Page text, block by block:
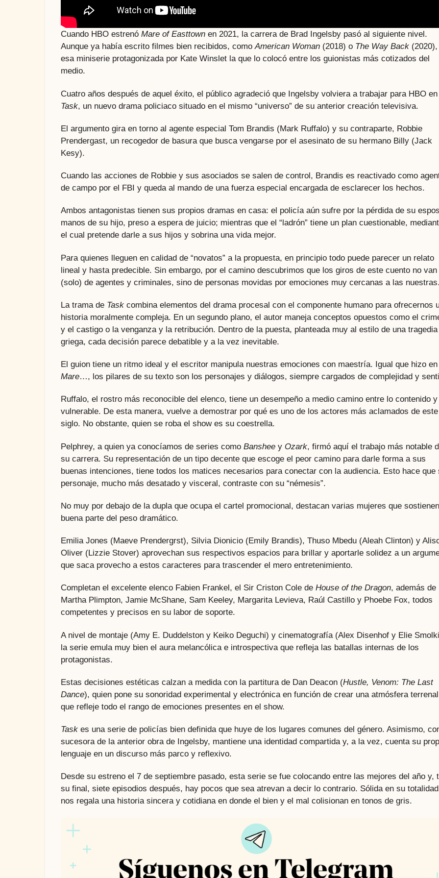
Cuando HBO estrenó Mare of Easttown en 2021, la carrera de Brad Ingelsby pasó al siguiente nivel.
Aunque ya había escrito filmes bien recibidos, comoAmerican Woman (2018) o The Way Back
esa miniserie protagonizada por Kate Winslet la que lo colocó entre los guionistas más cotizados del
medio.
Cuatro años después de aquel éxito, el público agradeció que Ingelsby volviera a trabajar para HBO en
Task, un nuevo drama policiaco situado en el mismo “universo” de su anterior creación televisiva.
El argumento gira en torno al agente especial Tom Brandis (Mark Ruffalo) y su contraparte, Robbie
Prendergast, un recogedor de basura que busca vengarse por el asesinato de su hermano Billy (Jack
Kesy).
Cuando las acciones de Robbie y sus asociados se salen de control, Brandis es reactivado como
de campo por el FBI y queda al mando de una fuerza especial encargada de esclarecer los hechos.
Ambos antagonistas tienen sus propios dramas en casa: el policía aún sufre por la pérdida de su
manos de su hijo, preso a espera de juicio; mientras que el “ladrón” tiene un plan cuestionable,
el cual pretende darle a sus hijos y sobrina una vida mejor.
Para quienes lleguen en calidad de “novatos” a la propuesta, en principio todo puede parecer un relato
lineal y hasta predecible. Sin embargo, por el camino descubrimos que los giros de este cuento no van
(solo) de agentes y criminales, sino de personas movidas por emociones muy cercanas a las nuestras.
La trama de Task combina elementos del drama procesal con el componente humano para ofrecernos
historia moralmente compleja. En un segundo plano, el autor maneja conceptos opuestos como el
y el castigo o la venganza y la retribución. Dentro de la puesta, planteada muy al estilo de una tragedia
griega, cada decisión parece debatible y a la vez inevitable.
El guion tiene un ritmo ideal y el escritor manipula nuestras emociones con maestría. Igual que hizo en
Mare…, los pilares de su texto son los personajes y diálogos, siempre cargados de complejidad y
Ruffalo, el rostro más reconocible del elenco, tiene un desempeño a medio camino entre lo contenido
vulnerable. De esta manera, vuelve a demostrar por qué es uno de los actores más aclamados de este
siglo. No obstante, quien se roba el show es su coestrella.
Pelphrey, a quien ya conocíamos de series como Banshee y Ozark, firmó aquí el trabajo más notable
su carrera. Su representación de un tipo decente que escoge el peor camino para darle forma a sus
buenas intenciones, tiene todos los matices necesarios para conectar con la audiencia. Esto hace que
personaje, mucho más desatado y visceral, contraste con su “némesis”.
No muy por debajo de la dupla que ocupa el cartel promocional, destacan varias mujeres que sostienen
buena parte del peso dramático.
Emilia Jones (Maeve Prendergrst), Silvia Dionicio (Emily Brandis), Thuso Mbedu (Aleah Clinton) y
Oliver (Lizzie Stover) aprovechan sus respectivos espacios para brillar y aportarle solidez a un
que saca provecho a estos caracteres para trascender el mero entretenimiento.
Completan el excelente elenco Fabien Frankel, el Sir Criston Cole de House of the Dragon, además de
Martha Plimpton, Jamie McShane, Sam Keeley, Margarita Levieva, Raúl Castillo y Phoebe Fox, todos
competentes y precisos en su labor de soporte.
A nivel de montaje (Amy E. Duddelston y Keiko Deguchi) y cinematografía (Alex Disenhof y Elie
la serie emula muy bien el aura melancólica e introspectiva que refleja las batallas internas de los
protagonistas.
Estas decisiones estéticas calzan a medida con la partitura de Dan Deacon (Hustle, Venom: The Last
Dance), quien pone su sonoridad experimental y electrónica en función de crear una atmósfera terrenal
que refleje todo el rango de emociones presentes en el show.
Task es una serie de policías bien definida que huye de los lugares comunes del género. Asimismo,
sucesora de la anterior obra de Ingelsby, mantiene una identidad compartida y, a la vez, cuenta su
lenguaje en un discurso más parco y reflexivo.
Desde su estreno el 7 de septiembre pasado, esta serie se fue colocando entre las mejores del año y,
su final, siete episodios después, hay pocos que sea atrevan a decir lo contrario. Sólida en su
nos regala una historia sincera y cotidiana en donde el bien y el mal colisionan en tonos de gris.